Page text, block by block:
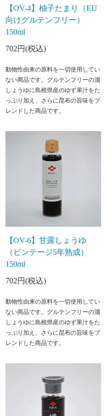
【OV-4】柚子たまり（EU
向けグルテンフリー）
150ml
702円(税込)
動物性由来の原料を一切使用してい
ない商品です。グルテンフリーの溜
しょうゆに島根県産のゆず果汁をた
っぷり加え、さらに昆布の旨味をブ
レンドした商品です。
【OV-6】甘露しょうゆ
（ビンテージ5年熟成）
150ml
702円(税込)
動物性由来の原料を一切使用してい
ない商品です。グルテンフリーの溜
しょうゆに島根県産のゆず果汁をた
っぷり加え、さらに昆布の旨味をブ
レンドした商品です。